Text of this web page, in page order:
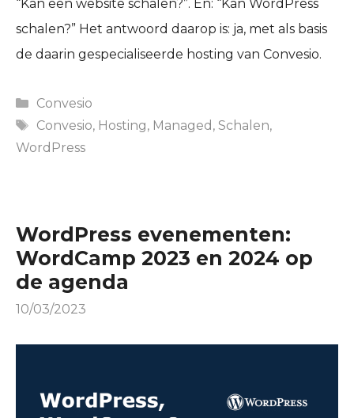
“Kan een website schalen?”. En: “Kan WordPress
schalen?” Het antwoord daarop is: ja, met als basis
de daarin gespecialiseerde hosting van Convesio.
Categories
Convesio
Tags
Convesio, Hosting, Managed , Schalen,
WordPress
WordPress evenementen:
WordCamp 2023 en 2024 op
de agenda
10/03/2023